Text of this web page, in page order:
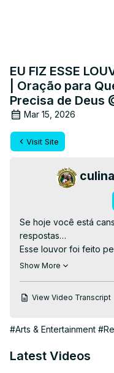
EU FIZ ESSE
| Oração para
Precisa de Deus
Mar 15, 2026
Visit Site
Se hoje você está
respostas…
Esse louvor foi feito
Há momentos em que
que ninguém consegue
A presença de Deus.
Deus que ouve a
Show More
View Video Transcript
#Arts & Entertainment
Latest Videos